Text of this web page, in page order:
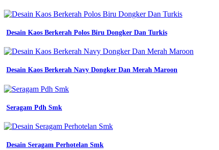
hitam
dongker
custom
bordir
chat
jual
baju
kemeja
pdl
pria
lengan
Desain Kaos Berkerah Polos Biru Dongker Dan Turkis
Desain Kaos Berkerah Navy Dongker Dan Merah Maroon
Seragam Pdh Smk
Desain Seragam Perhotelan Smk